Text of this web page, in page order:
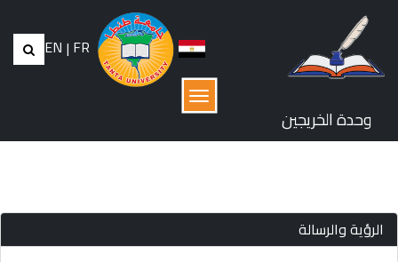
EN | FR
القائمة
وحدة الخريجين
الرؤية والرسالة